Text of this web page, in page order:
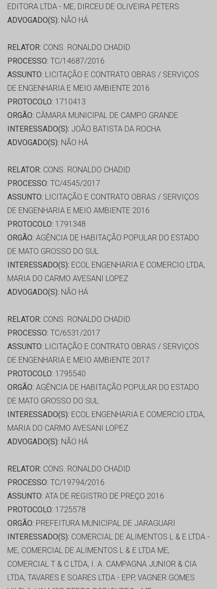
EDITORA LTDA - ME, DIRCEU DE OLIVEIRA PETERS
ADVOGADO(S): NÃO HÁ
RELATOR: CONS. RONALDO CHADID
PROCESSO: TC/14687/2016
ASSUNTO: LICITAÇÃO E CONTRATO OBRAS / SERVIÇOS
DE ENGENHARIA E MEIO AMBIENTE 2016
PROTOCOLO: 1710413
ORGÃO: CÂMARA MUNICIPAL DE CAMPO GRANDE
INTERESSADO(S): JOÃO BATISTA DA ROCHA
ADVOGADO(S): NÃO HÁ
RELATOR: CONS. RONALDO CHADID
PROCESSO: TC/4545/2017
ASSUNTO: LICITAÇÃO E CONTRATO OBRAS / SERVIÇOS
DE ENGENHARIA E MEIO AMBIENTE 2016
PROTOCOLO: 1791348
ORGÃO: AGÊNCIA DE HABITAÇÃO POPULAR DO ESTADO
DE MATO GROSSO DO SUL
INTERESSADO(S): ECOL ENGENHARIA E COMERCIO LTDA,
MARIA DO CARMO AVESANI LOPEZ
ADVOGADO(S): NÃO HÁ
RELATOR: CONS. RONALDO CHADID
PROCESSO: TC/6531/2017
ASSUNTO: LICITAÇÃO E CONTRATO OBRAS / SERVIÇOS
DE ENGENHARIA E MEIO AMBIENTE 2017
PROTOCOLO: 1795540
ORGÃO: AGÊNCIA DE HABITAÇÃO POPULAR DO ESTADO
DE MATO GROSSO DO SUL
INTERESSADO(S): ECOL ENGENHARIA E COMERCIO LTDA,
MARIA DO CARMO AVESANI LOPEZ
ADVOGADO(S): NÃO HÁ
RELATOR: CONS. RONALDO CHADID
PROCESSO: TC/19794/2016
ASSUNTO: ATA DE REGISTRO DE PREÇO 2016
PROTOCOLO: 1725578
ORGÃO: PREFEITURA MUNICIPAL DE JARAGUARI
INTERESSADO(S): COMERCIAL DE ALIMENTOS L & E LTDA -
ME, COMERCIAL DE ALIMENTOS L & E LTDA ME,
COMERCIAL T & C LTDA, I. A. CAMPAGNA JUNIOR & CIA
LTDA, TAVARES E SOARES LTDA - EPP, VAGNER GOMES